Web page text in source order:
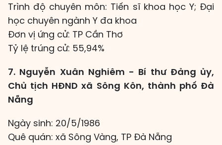
Trình độ chuyên môn: Tiến sĩ khoa học Y; Đại
học chuyên ngành Y đa khoa
Đơn vị ứng cử: TP Cần Thơ
Tỷ lệ trúng cử: 55,94%
7. Nguyễn Xuân Nghiêm - Bí thư Đảng ủy,
Chủ tịch HĐND xã Sông Kôn, thành phố Đà
Nẵng
Ngày sinh: 20/5/1986
Quê quán: xã Sông Vàng, TP Đà Nẵng